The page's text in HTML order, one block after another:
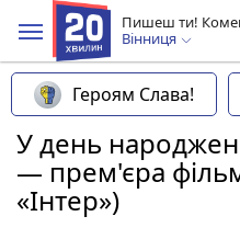
Пишеш ти!
Вінниця
Героям Слава!
У день
— прем'єра
«Інтер»)